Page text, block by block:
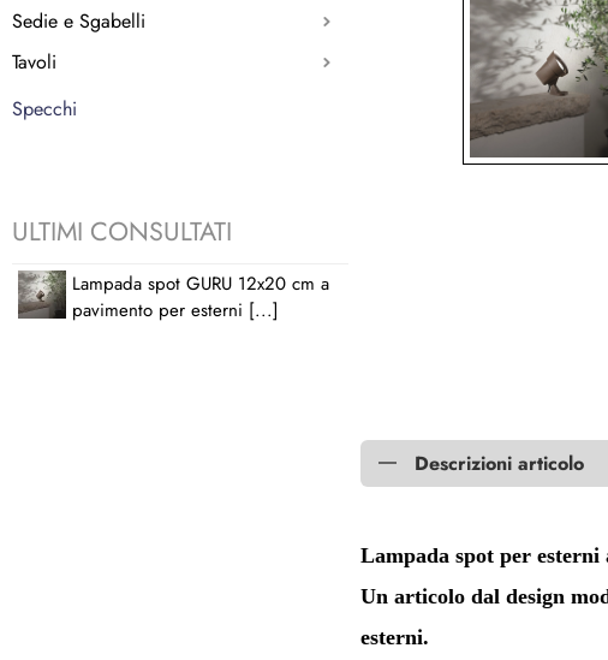
Sedie e Sgabelli
Tavoli
Specchi
ULTIMI CONSULTATI
Lampada spot GURU 12x20 cm a
pavimento per esterni [...]
Descrizioni articolo
Lampada spot per
Un articolo dal design
esterni.